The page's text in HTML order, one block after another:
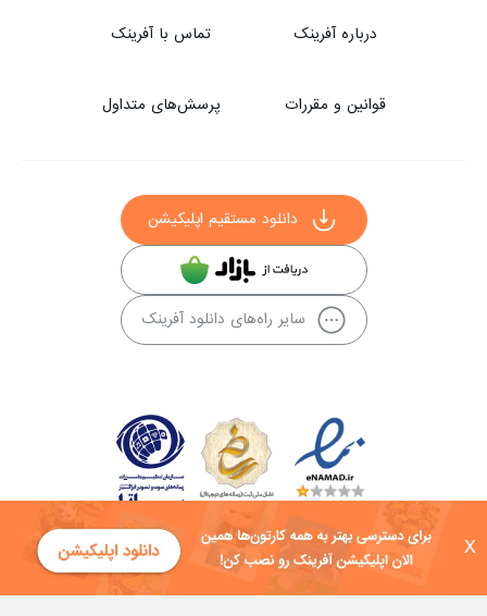
X
درباره آفرینک تماس با آفرینک
قوانین و مقررات پرسش‌های متداول
دانلود مستقیم اپلیکیشن
سایر راه‌های دانلود آفرینک
کلیه حقوق این سایت به شرکت توسعه فناوی هفت آسمان توکان تعلق دارد و